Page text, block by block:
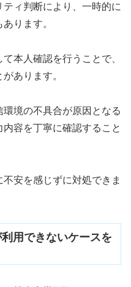
ィ判断により、一時的に
ります。
本人確認を行うことで、
あります。
境の不具合が原因となる
容を丁寧に確認すること
安を感じずに対処できま
用できないケースを